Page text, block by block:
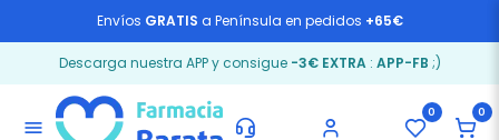
Envíos GRATIS a Península en pedidos +65€
Descarga nuestra APP y consigue -3€ EXTRA: APP-FB ;)
menu
0 0